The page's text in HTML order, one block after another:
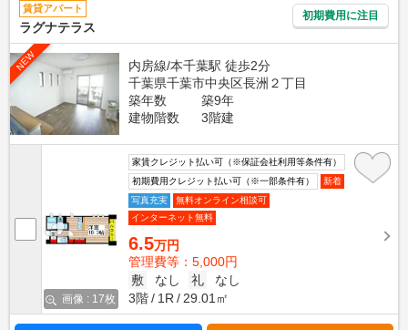
賃貸アパート
ラグナテラス
初期費用に注目
NEW
内房線/本千葉駅 徒歩2分
千葉県千葉市中央区長洲２丁目
築年数
築9年
建物階数
3階建
画像 : 17枚
家賃クレジット払い可（※保証会社利用等条件有）
初期費用クレジット払い可（※一部条件有）
新着
写真充実
無料オンライン相談可
インターネット無料
6.5万円
管理費等：5,000円
敷
なし 礼
なし
3階
1R 29.01㎡